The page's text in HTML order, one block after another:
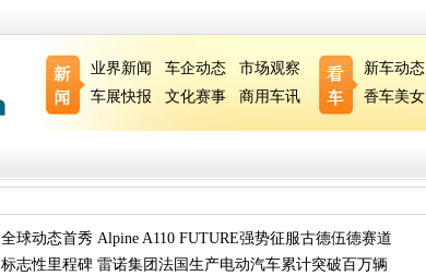
业界新闻 车企动态
市场观察
车展快报
文化赛事 商用车讯
新车动态
香车美女
全球动态首秀 Alpine A110 FUTURE强势征服古德伍德赛道
标志性里程碑 雷诺集团法国生产电动汽车累计突破百万辆